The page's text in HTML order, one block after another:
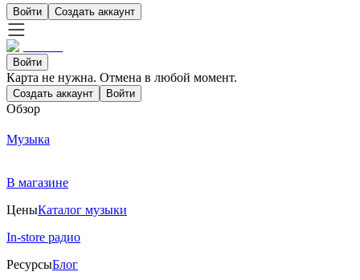
Войти Создать аккаунт
Войти
Карта не нужна. Отмена в любой момент.
Создать аккаунт Войти
Обзор
Музыка
В магазине
ЦеныКаталог музыки
In-store радио
РесурсыБлог